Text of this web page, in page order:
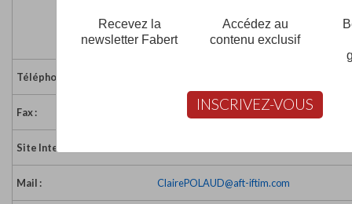
06200 NICE
France
Téléphone :
Fax : 04 93 18 93 71
Site Internet :
Mail : ClairePOLAUD@aft-iftim.com
Recevez la
newsletter Fabert
Accédez au
contenu exclusif
INSCRIVEZ-VOUS